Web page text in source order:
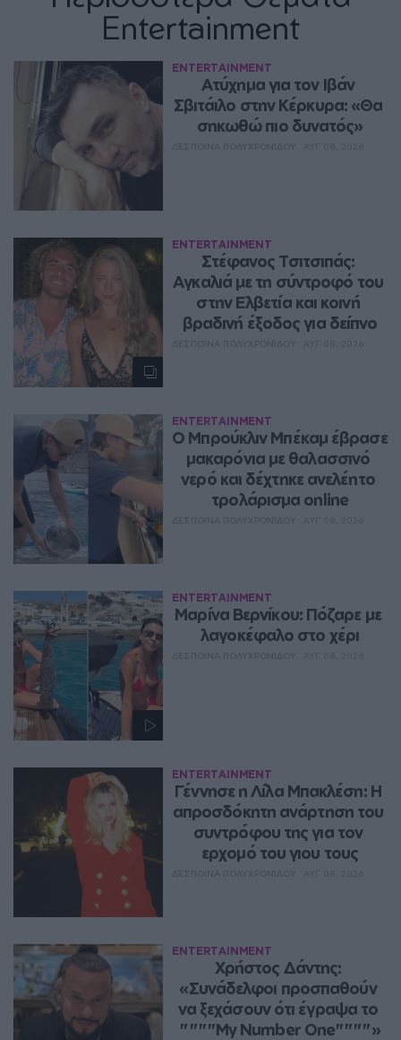
Entertainment
ENTERTAINMENT
Ατύχημα για τον Ιβάν
Σβιτάιλο στην Κέρκυρα: «Θα
σηκωθώ πιο δυνατός»
ENTERTAINMENT
Στέφανος Τσιτσιπάς:
Αγκαλιά με τη σύντροφό του
στην Ελβετία και κοινή
βραδινή έξοδος για δείπνο
ENTERTAINMENT
Ο Μπρούκλιν Μπέκαμ έβρασε
μακαρόνια με θαλασσινό
νερό και δέχτηκε ανελέητο
τρολάρισμα online
ENTERTAINMENT
Μαρίνα Βερνίκου: Πόζαρε με
λαγοκέφαλο στο χέρι
ENTERTAINMENT
Γέννησε η Λίλα Μπακλέση: Η
απροσδόκητη ανάρτηση του
συντρόφου της για τον
ερχομό του γιου τους
ENTERTAINMENT
Χρήστος Δάντης:
«Συνάδελφοι προσπαθούν
να ξεχάσουν ότι έγραψα το
""""My Number One""""»